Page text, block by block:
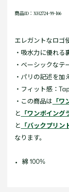
商品ID：XH2724-99-166
エレガントなロゴ
・吸水力に優れる
・ベーシックなテ
・パリの記述を加
・フィット感：
・この商品は 「ワ
と 「ワンポイング
と 「バックプリン
なります。
綿 100%